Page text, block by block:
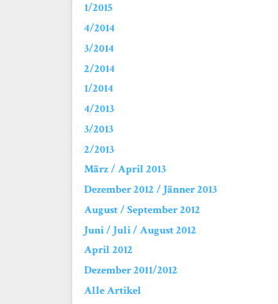
1/2015
4/2014
3/2014
2/2014
1/2014
4/2013
3/2013
2/2013
März / April 2013
Dezember 2012 / Jänner 2013
August / September 2012
Juni / Juli / August 2012
April 2012
Dezember 2011/2012
Alle Artikel